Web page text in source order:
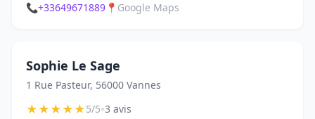
📞+33649671889 📍 Google Maps
Sophie Le Sage
1 Rue Pasteur, 56000 Vannes
★★★★★5/5•3 avis